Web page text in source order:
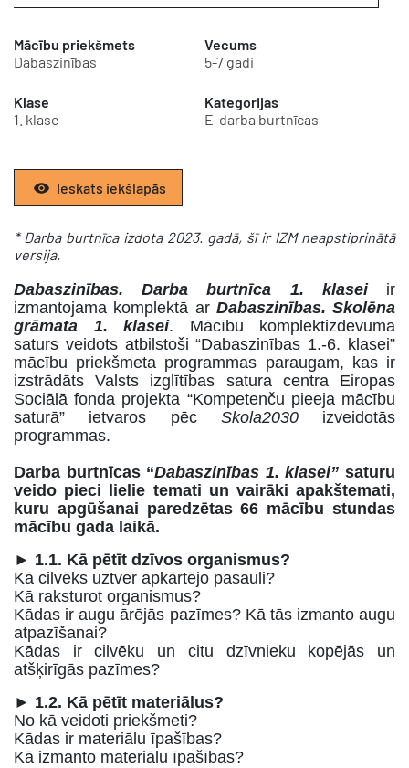
Mācību priekšmets
Dabaszinības
Vecums
5-7 gadi
Klase
1. klase
Kategorijas
E-darba burtnīcas
Ieskats iekšlapās
* Darba burtnīca izdota 2023. gadā, šī ir IZM neapstiprinātā
versija.
Dabaszinības. Darba burtnīca 1. klasei ir
izmantojama komplektā ar Dabaszinības. Skolēna
grāmata 1. klasei. Mācību komplektizdevuma
saturs veidots atbilstoši “Dabaszinības 1.-6. klasei”
mācību priekšmeta programmas paraugam, kas ir
izstrādāts Valsts izglītības satura centra Eiropas
Sociālā fonda projekta “Kompetenču pieeja mācību
saturā” ietvaros pēc Skola2030izveidotās
programmas.
Darba burtnīcas “Dabaszinības 1. klasei”saturu
veido pieci lielie temati un vairāki apakštemati,
kuru apgūšanai paredzētas 66 mācību stundas
mācību gada laikā.
► 1.1. Kā pētīt dzīvos organismus?
Kā cilvēks uztver apkārtējo pasauli?
Kā raksturot organismus?
Kādas ir augu ārējās pazīmes? Kā tās izmanto augu
atpazīšanai?
Kādas ir cilvēku un citu dzīvnieku kopējās un
atšķirīgās pazīmes?
► 1.2. Kā pētīt materiālus?
No kā veidoti priekšmeti?
Kādas ir materiālu īpašības?
Kā izmanto materiālu īpašības?